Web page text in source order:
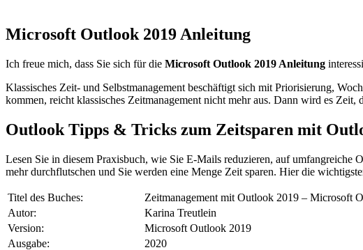
Microsoft Outlook 2019 Anleitung
Ich freue mich, dass Sie sich für die Microsoft Outlook 2019 Anleitung
Klassisches Zeit- und Selbstmanagement beschäftigt sich mit Priorisierung,
kommen, reicht klassisches Zeitmanagement nicht mehr aus. Dann wird es
Outlook Tipps & Tricks zum Zeitsparen mit
Lesen Sie in diesem Praxisbuch, wie Sie E-Mails reduzieren, auf
mehr durchflutschen und Sie werden eine Menge Zeit sparen. Hier die
Titel des Buches:
Zeitmanagement mit Outlook 2019 – Microsoft
Autor:
Karina Treutlein
Version:
Microsoft Outlook 2019
Ausgabe:
2020